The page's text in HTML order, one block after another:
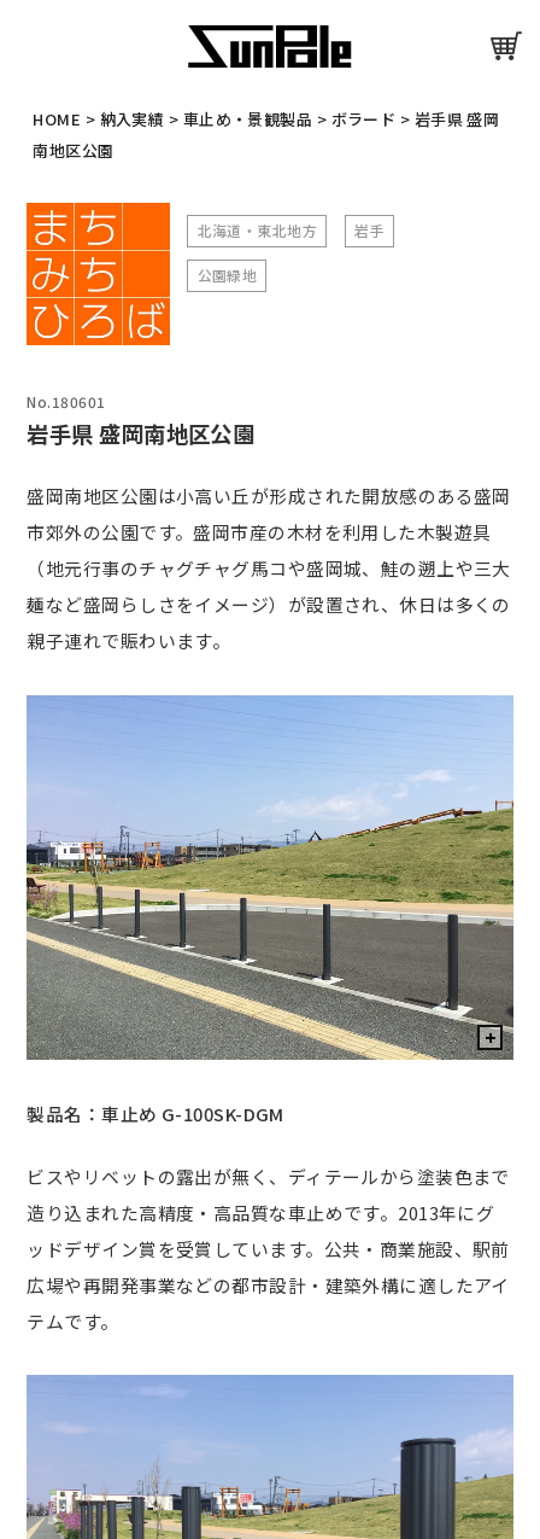
HOME > 納入実績 > 車止め・景観製品 > ボラード > 岩手県 盛岡
南地区公園
北海道・東北地方 岩手
公園緑地
No.180601
岩手県 盛岡南地区公園
盛岡南地区公園は小高い丘が形成された開放感のある盛岡
市郊外の公園です。盛岡市産の木材を利用した木製遊具
（地元行事のチャグチャグ馬コや盛岡城、鮭の遡上や三大
麺など盛岡らしさをイメージ）が設置され、休日は多くの
親子連れで賑わいます。
車止め G-100SK-DGM
ビスやリベットの露出が無く、ディテールから塗装色まで
造り込まれた高精度・高品質な車止めです。2013年にグ
ッドデザイン賞を受賞しています。公共・商業施設、駅前
広場や再開発事業などの都市設計・建築外構に適したアイ
テムです。